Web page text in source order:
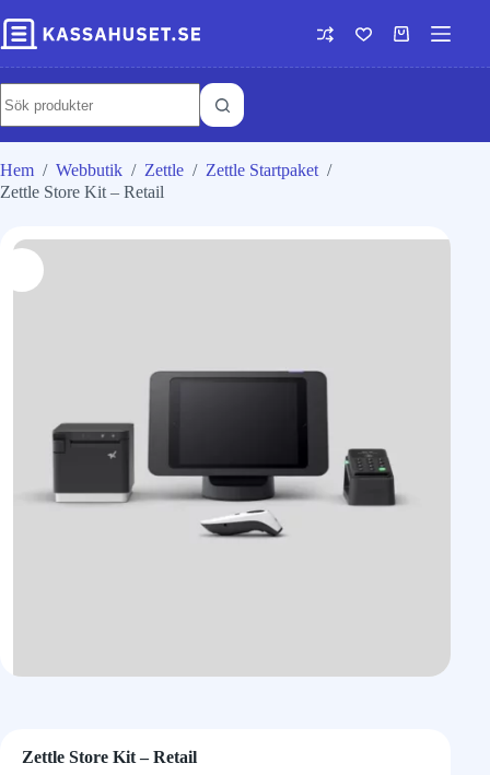
Hem / Webbutik / Zettle / Zettle Startpaket /
Zettle Store Kit – Retail
Zettle Store Kit – Retail